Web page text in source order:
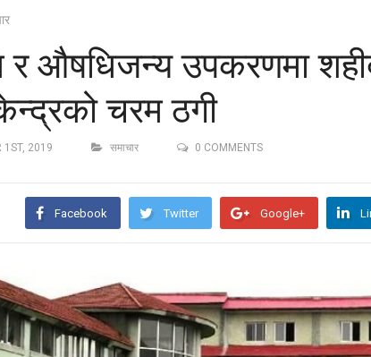
औषधिजन्य उपकरणमा
चरम ठगी
1ST, 2019 समाचार 0 COMMENTS
Facebook Twitter Google+